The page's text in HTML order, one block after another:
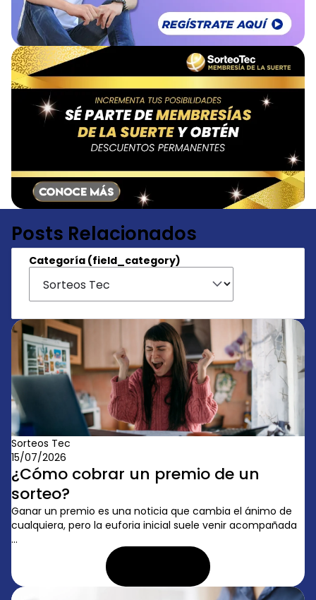
Posts Relacionados
Categoría (field_category)
Sorteos Tec
15/07/2026
¿Cómo cobrar un premio de un
sorteo?
Ganar un premio es una noticia que cambia el ánimo de
cualquiera, pero la euforia inicial suele venir acompañada
...